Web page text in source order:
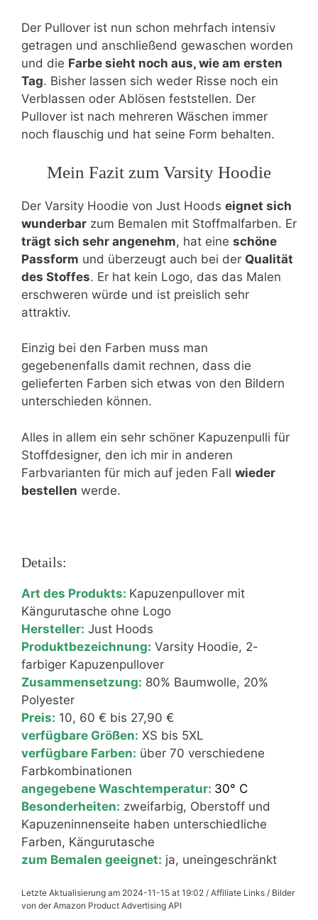
Der Pullover ist nun schon mehrfach intensiv
getragen und anschließend gewaschen worden
und die Farbe sieht noch aus, wie am ersten
Tag. Bisher lassen sich weder Risse noch ein
Verblassen oder Ablösen feststellen. Der
Pullover ist nach mehreren Wäschen immer
noch flauschig und hat seine Form behalten.
Mein Fazit zum Varsity Hoodie
Der Varsity Hoodie von Just Hoods eignet sich
wunderbar zum Bemalen mit Stoffmalfarben. Er
trägt sich sehr angenehm, hat eine schöne
Passform und überzeugt auch bei der Qualität
des Stoffes. Er hat kein Logo, das das Malen
erschweren würde und ist preislich sehr
attraktiv.
Einzig bei den Farben muss man
gegebenenfalls damit rechnen, dass die
gelieferten Farben sich etwas von den Bildern
unterschieden können.
Alles in allem ein sehr schöner Kapuzenpulli für
Stoffdesigner, den ich mir in anderen
Farbvarianten für mich auf jeden Fall wieder
bestellen werde.
Details:
Art des Produkts: Kapuzenpullover mit
Kängurutasche ohne Logo
Hersteller: Just Hoods
Produktbezeichnung: Varsity Hoodie, 2-
farbiger Kapuzenpullover
Zusammensetzung: 80% Baumwolle, 20%
Polyester
Preis: 10, 60 € bis 27,90 €
verfügbare Größen: XS bis 5XL
verfügbare Farben: über 70 verschiedene
Farbkombinationen
angegebene Waschtemperatur: 30° C
Besonderheiten: zweifarbig, Oberstoff und
Kapuzeninnenseite haben unterschiedliche
Farben, Kängurutasche
zum Bemalen geeignet: ja, uneingeschränkt
Letzte Aktualisierung am 2024-11-15 at 19:02 / Affiliate Links / Bilder
von der Amazon Product Advertising API